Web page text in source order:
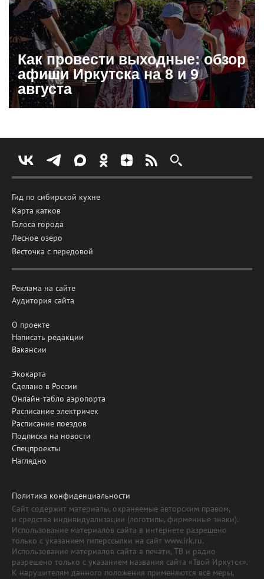
Как провести выходные: обзор
афиши Иркутска на 8 и 9
августа
Гид по сибирской кухне
Карта катков
Голоса города
Лесное озеро
Весточка с передовой
Реклама на сайте
Аудитория сайта
О проекте
Написать редакции
Вакансии
Экокарта
Сделано в России
Онлайн-табло аэропорта
Расписание электричек
Расписание поездов
Подписка на новости
Спецпроекты
Наглядно
Политика конфиденциальности
Сайт содержит материалы, охраняемые авторским правом,
и средства индивидуализации (логотипы, фирменные знаки).
Использование материалов сайта в интернете разрешено
только с указанием гиперссылки на сайт www.irk.ru.
Использование материалов сайта в печати, ТВ и радио
разрешено только с указанием названия сайта «Твой Иркутск».
К нарушителям данного положения применяются все меры,